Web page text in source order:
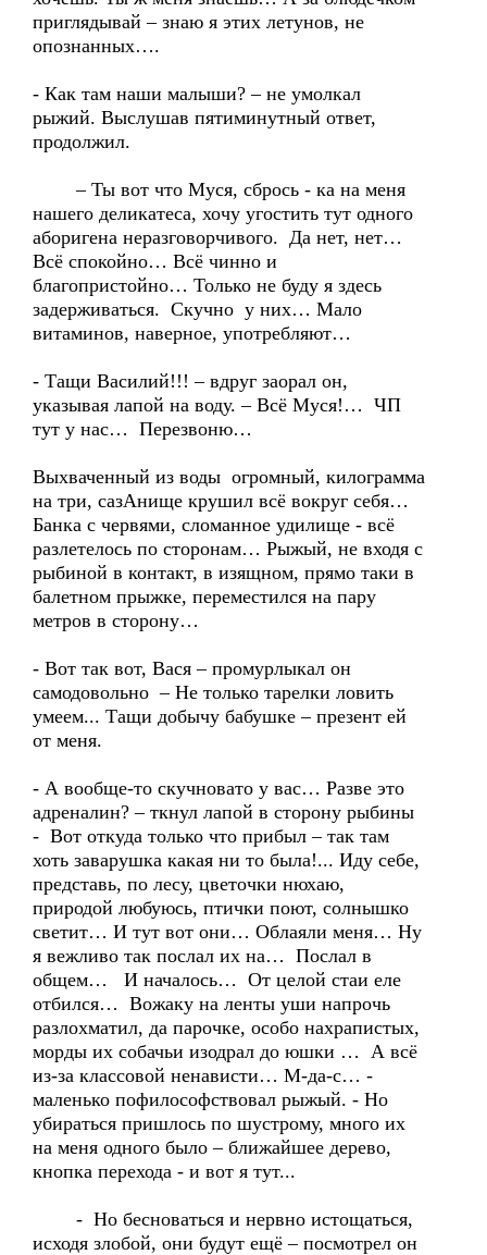
приглядывай – знаю я этих летунов, не
опознанных….
- Как там наши малыши? – не умолкал
рыжий. Выслушав пятиминутный ответ,
продолжил.
– Ты вот что Муся, сбрось - ка на меня
нашего деликатеса, хочу угостить тут одного
аборигена неразговорчивого. Да нет, нет…
Всё спокойно… Всё чинно и
благопристойно… Только не буду я здесь
задерживаться. Скучно у них… Мало
витаминов, наверное, употребляют…
- Тащи Василий!!! – вдруг заорал он,
указывая лапой на воду. – Всё Муся!… ЧП
тут у нас… Перезвоню…
Выхваченный из воды огромный, килограмма
на три, сазАнище крушил всё вокруг себя…
Банка с червями, сломанное удилище - всё
разлетелось по сторонам… Рыжый, не входя с
рыбиной в контакт, в изящном, прямо таки в
балетном прыжке, переместился на пару
метров в сторону…
- Вот так вот, Вася – промурлыкал он
самодовольно – Не только тарелки ловить
умеем... Тащи добычу бабушке – презент ей
от меня.
- А вообще-то скучновато у вас… Разве это
адреналин? – ткнул лапой в сторону рыбины
- Вот откуда только что прибыл – так там
хоть заварушка какая ни то была!... Иду себе,
представь, по лесу, цветочки нюхаю,
природой любуюсь, птички поют, солнышко
светит… И тут вот они… Облаяли меня… Ну
я вежливо так послал их на… Послал в
общем… И началось… От целой стаи еле
отбился… Вожаку на ленты уши напрочь
разлохматил, да парочке, особо нахрапистых,
морды их собачьи изодрал до юшки … А всё
из-за классовой ненависти… М-да-с… -
маленько пофилософствовал рыжый. - Но
убираться пришлось по шустрому, много их
на меня одного было – ближайшее дерево,
кнопка перехода - и вот я тут...
- Но бесноваться и нервно истощаться,
исходя злобой, они будут ещё – посмотрел он